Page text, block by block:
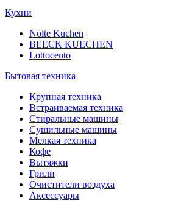
Кухни
Nolte Kuchen
BEECK KUECHEN
Lottocento
Бытовая техника
Крупная техника
Встраиваемая техника
Стиральные машины
Сушильные машины
Мелкая техника
Кофе
Вытяжки
Грили
Очистители воздуха
Аксессуары